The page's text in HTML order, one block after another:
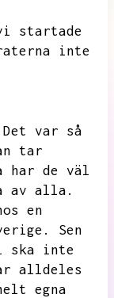
startade
inte
Det var så
tar
har de väl
av alla.
en
Sen
ska inte
alldeles
egna